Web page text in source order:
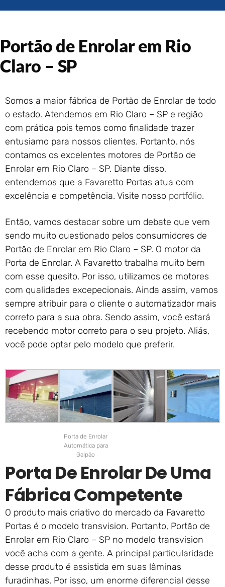
Portão de Garagem de
Enrolar em Queimados – RJ
Enrolar em Paraty – RJ
Portão de Garagem de
Enrolar em Nova Iguaçu – RJ
Portão de Garagem de
Enrolar em Nova Friburgo –
RJ
Portão de Enrolar em Rio
Claro – SP
Somos a maior fábrica de Portão de Enrolar de todo
o estado. Atendemos em Rio Claro – SP e região
com prática pois temos como finalidade trazer
entusiamo para nossos clientes. Portanto, nós
contamos os excelentes motores de Portão de
Enrolar em Rio Claro – SP. Diante disso,
entendemos que a Favaretto Portas atua com
excelência e competência. Visite nosso portfólio.
Então, vamos destacar sobre um debate que vem
sendo muito questionado pelos consumidores de
Portão de Enrolar em Rio Claro – SP. O motor da
Porta de Enrolar. A Favaretto trabalha muito bem
com esse quesito. Por isso, utilizamos de motores
com qualidades excepecionais. Ainda assim, vamos
sempre atribuir para o cliente o automatizador mais
correto para a sua obra. Sendo assim, você estará
recebendo motor correto para o seu projeto. Aliás,
você pode optar pelo modelo que preferir.
Porta de Enrolar
Automática para
Galpão
Porta De Enrolar De Uma
Fábrica Competente
O produto mais criativo do mercado da Favaretto
Portas é o modelo transvision. Portanto, Portão de
Enrolar em Rio Claro – SP no modelo transvision
você acha com a gente. A principal particularidade
desse produto é assistida em suas lâminas
furadinhas. Por isso, um enorme diferencial desse